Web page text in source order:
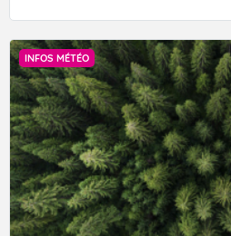
INFOS MÉTÉO